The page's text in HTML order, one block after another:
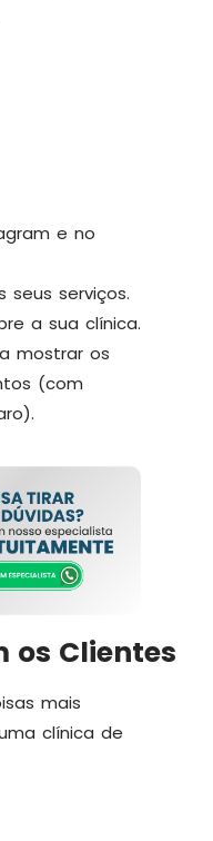
e no
serviços.
a sua clínica.
mostrar os
(com
os Clientes
mais
clínica de